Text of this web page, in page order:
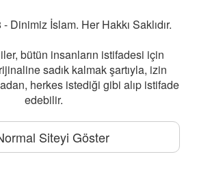
Dinimiz İslam. Her Hakkı Saklıdır.
bütün insanların istifadesi için
sadık kalmak şartıyla, izin
herkes istediği gibi alıp istifade
edebilir.
Siteyi Göster